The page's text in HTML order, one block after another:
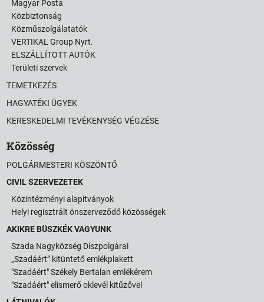
Magyar Posta
Közbiztonság
Közműszolgálatatók
VERTIKAL Group Nyrt.
ELSZÁLLÍTOTT AUTÓK
Területi szervek
TEMETKEZÉS
HAGYATÉKI ÜGYEK
KERESKEDELMI TEVÉKENYSÉG VÉGZÉSE
Közösség
POLGÁRMESTERI KÖSZÖNTŐ
CIVIL SZERVEZETEK
Közintézményi alapítványok
Helyi regisztrált önszerveződő közösségek
AKIKRE BÜSZKÉK VAGYUNK
Szada Nagyközség Díszpolgárai
„Szadáért” kitüntető emlékplakett
"Szadáért" Székely Bertalan emlékérem
"Szadáért" elismerő oklevél kitűzővel